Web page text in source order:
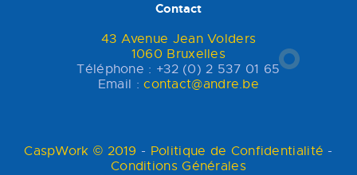
Contact
43 Avenue Jean Volders
1060 Bruxelles
Téléphone : +32 (0) 2 537 01 65
Email :contact@andre.be
CaspWork © 2019 - Politique de Confidentialité -
Conditions Générales